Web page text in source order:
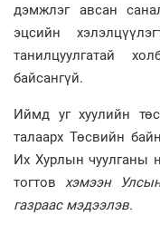
дэмжлэг авсан
эцсийн
танилцуулгатай
байсангүй.
Иймд уг хуулийн
талаарх Төсвийн
Их Хурлын чуулганы
тогтов хэмээн
газраас мэдээлэв.